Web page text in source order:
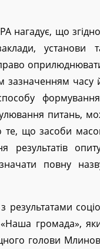
нагадує, що
установи
зазначенням часу
питань,
що засоби
результатів
повну
результатами
громада»,
голови